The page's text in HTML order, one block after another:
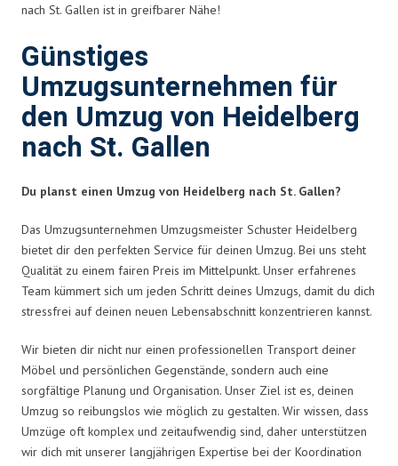
nach St. Gallen ist in greifbarer Nähe!
Günstiges
Umzugsunternehmen für
den Umzug von Heidelberg
nach St. Gallen
Du planst einen Umzug von Heidelberg nach St. Gallen?
Das Umzugsunternehmen Umzugsmeister Schuster Heidelberg
bietet dir den perfekten Service für deinen Umzug. Bei uns steht
Qualität zu einem fairen Preis im Mittelpunkt. Unser erfahrenes
Team kümmert sich um jeden Schritt deines Umzugs, damit du dich
stressfrei auf deinen neuen Lebensabschnitt konzentrieren kannst.
Wir bieten dir nicht nur einen professionellen Transport deiner
Möbel und persönlichen Gegenstände, sondern auch eine
sorgfältige Planung und Organisation. Unser Ziel ist es, deinen
Umzug so reibungslos wie möglich zu gestalten. Wir wissen, dass
Umzüge oft komplex und zeitaufwendig sind, daher unterstützen
wir dich mit unserer langjährigen Expertise bei der Koordination